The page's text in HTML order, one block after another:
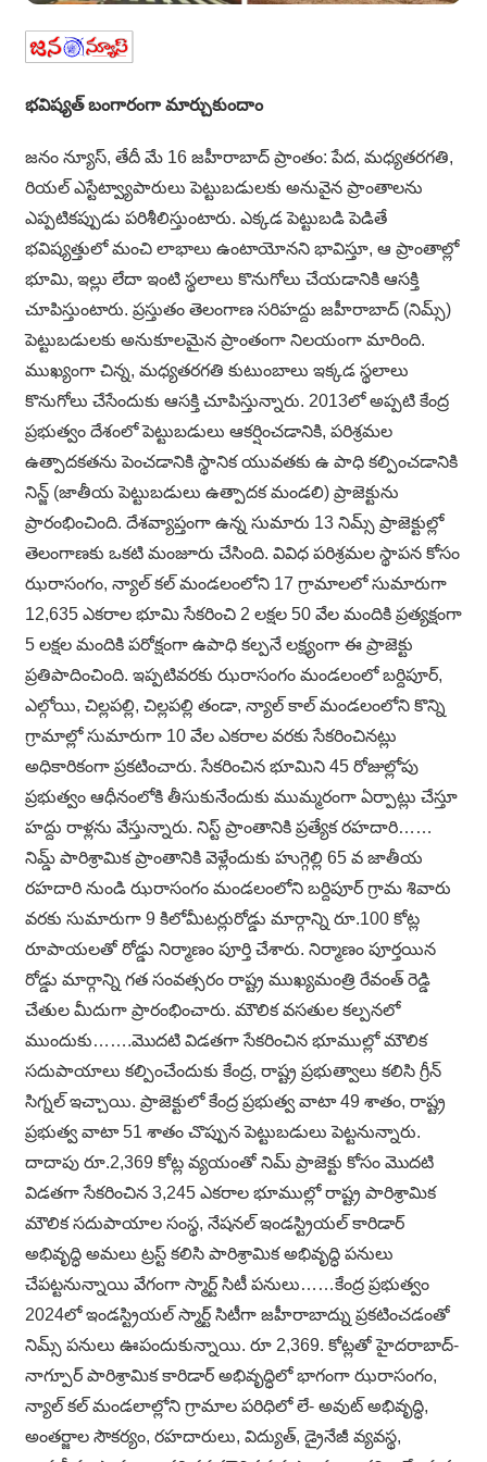
భవిష్యత్ బంగారంగా మార్చుకుందాం
జనం న్యూస్, తేదీ మే 16 జహీరాబాద్ ప్రాంతం: పేద, మధ్యతరగతి,
రియల్ ఎస్టేట్వ్యాపారులు పెట్టుబడులకు అనువైన ప్రాంతాలను
ఎప్పటికప్పుడు పరిశీలిస్తుంటారు. ఎక్కడ పెట్టుబడి పెడితే
భవిష్యత్తులో మంచి లాభాలు ఉంటాయోనని భావిస్తూ, ఆ ప్రాంతాల్లో
భూమి, ఇల్లు లేదా ఇంటి స్థలాలు కొనుగోలు చేయడానికి ఆసక్తి
చూపిస్తుంటారు. ప్రస్తుతం తెలంగాణ సరిహద్దు జహీరాబాద్ (నిమ్స్)
పెట్టుబడులకు అనుకూలమైన ప్రాంతంగా నిలయంగా మారింది.
ముఖ్యంగా చిన్న, మధ్యతరగతి కుటుంబాలు ఇక్కడ స్థలాలు
కొనుగోలు చేసేందుకు ఆసక్తి చూపిస్తున్నారు. 2013లో అప్పటి కేంద్ర
ప్రభుత్వం దేశంలో పెట్టుబడులు ఆకర్షించడానికి, పరిశ్రమల
ఉత్పాదకతను పెంచడానికి స్థానిక యువతకు ఉ పాధి కల్పించడానికి
నిన్జ్ (జాతీయ పెట్టుబడులు ఉత్పాదక మండలి) ప్రాజెక్టును
ప్రారంభించింది. దేశవ్యాప్తంగా ఉన్న సుమారు 13 నిమ్స్ ప్రాజెక్టుల్లో
తెలంగాణకు ఒకటి మంజూరు చేసింది. వివిధ పరిశ్రమల స్థాపన కోసం
ఝరాసంగం, న్యాల్ కల్ మండలంలోని 17 గ్రామాలలో సుమారుగా
12,635 ఎకరాల భూమి సేకరించి 2 లక్షల 50 వేల మందికి ప్రత్యక్షంగా
5 లక్షల మందికి పరోక్షంగా ఉపాధి కల్పనే లక్ష్యంగా ఈ ప్రాజెక్టు
ప్రతిపాదించింది. ఇప్పటివరకు ఝరాసంగం మండలంలో బర్దిపూర్,
ఎల్గోయి, చిల్లపల్లి, చిల్లపల్లి తండా, న్యాల్ కాల్ మండలంలోని కొన్ని
గ్రామాల్లో సుమారుగా 10 వేల ఎకరాల వరకు సేకరించినట్లు
అధికారికంగా ప్రకటించారు. సేకరించిన భూమిని 45 రోజుల్లోపు
ప్రభుత్వం ఆధీనంలోకి తీసుకునేందుకు ముమ్మరంగా ఏర్పాట్లు చేస్తూ
హద్దు రాళ్లను వేస్తున్నారు. నిస్ట్ ప్రాంతానికి ప్రత్యేక రహదారి……
నిమ్డ్ పారిశ్రామిక ప్రాంతానికి వెళ్లేందుకు హుగ్గెల్లి 65 వ జాతీయ
రహదారి నుండి ఝరాసంగం మండలంలోని బర్దిపూర్ గ్రామ శివారు
వరకు సుమారుగా 9 కిలోమీటర్లురోడ్డు మార్గాన్ని రూ.100 కోట్ల
రూపాయలతో రోడ్డు నిర్మాణం పూర్తి చేశారు. నిర్మాణం పూర్తయిన
రోడ్డు మార్గాన్ని గత సంవత్సరం రాష్ట్ర ముఖ్యమంత్రి రేవంత్ రెడ్డి
చేతుల మీదుగా ప్రారంభించారు. మౌలిక వసతుల కల్పనలో
ముందుకు…….మొదటి విడతగా సేకరించిన భూముల్లో మౌలిక
సదుపాయాలు కల్పించేందుకు కేంద్ర, రాష్ట్ర ప్రభుత్వాలు కలిసి గ్రీన్
సిగ్నల్ ఇచ్చాయి. ప్రాజెక్టులో కేంద్ర ప్రభుత్వ వాటా 49 శాతం, రాష్ట్ర
ప్రభుత్వ వాటా 51 శాతం చొప్పున పెట్టుబడులు పెట్టనున్నారు.
దాదాపు రూ.2,369 కోట్ల వ్యయంతో నిమ్ ప్రాజెక్టు కోసం మొదటి
విడతగా సేకరించిన 3,245 ఎకరాల భూముల్లో రాష్ట్ర పారిశ్రామిక
మౌలిక సదుపాయాల సంస్థ, నేషనల్ ఇండస్ట్రియల్ కారిడార్
అభివృద్ధి అమలు ట్రస్ట్ కలిసి పారిశ్రామిక అభివృద్ధి పనులు
చేపట్టనున్నాయి వేగంగా స్మార్ట్ సిటీ పనులు……కేంద్ర ప్రభుత్వం
2024లో ఇండస్ట్రియల్ స్మార్ట్ సిటీగా జహీరాబాద్ను ప్రకటించడంతో
నిమ్స్ పనులు ఊపందుకున్నాయి. రూ 2,369. కోట్లతో హైదరాబాద్-
నాగ్పూర్ పారిశ్రామిక కారిడార్ అభివృద్ధిలో భాగంగా ఝరాసంగం,
న్యాల్ కల్ మండలాల్లోని గ్రామాల పరిధిలో లే- అవుట్ అభివృద్ధి,
అంతర్జాల సౌకర్యం, రహదారులు, విద్యుత్, డ్రైనేజీ వ్యవస్థ,